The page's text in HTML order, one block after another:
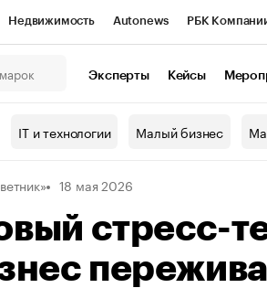
Недвижимость Autonews РБК
контрагентов
Эксперты Кейсы
IT и технологии Малый бизнес
18 мая 2026
стресс-